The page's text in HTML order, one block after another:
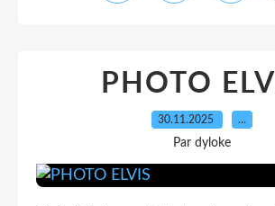
PHOTO
30.11.2025 …
Par dyloke